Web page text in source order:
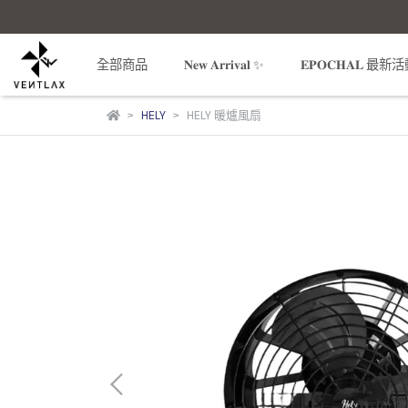
全部商品 𝐍𝐞𝐰 𝐀𝐫𝐫𝐢𝐯𝐚𝐥 ✨ 𝐄𝐏𝐎𝐂𝐇𝐀𝐋 最新活
HELY HELY 暖爐風扇